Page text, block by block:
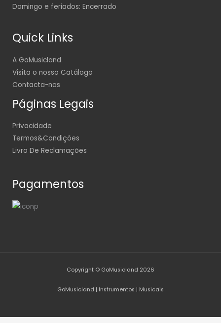
Domingo e feriados: Encerrado
Quick Links
A GoMusicland
Visita o nosso Catálogo
Contacta-nos
Páginas Legais
Privacidade
Termos&Condições
Livro De Reclamações
Pagamentos
Copyright © GoMusicland 2026
GoMusicland | Instrumentos | Musicais